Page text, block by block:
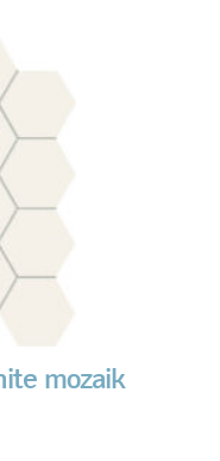
mozaik